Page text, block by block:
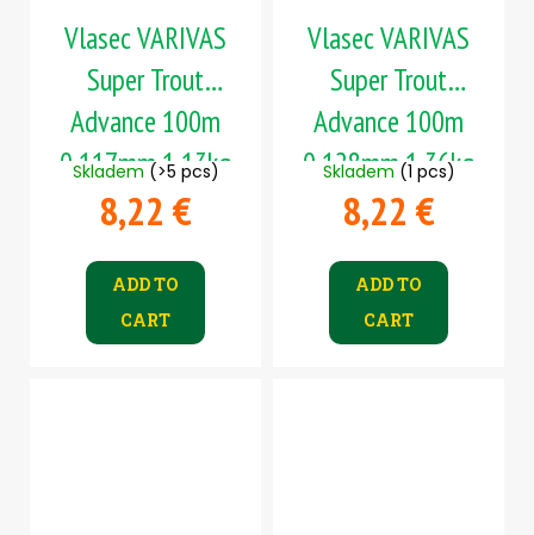
Vlasec VARIVAS
Super Trout
Advance 100m
0,117mm 1,13kg
Skladem (>5 pcs)
8,22 €
ADD TO
CART
Vlasec VARIVAS
Super Trout
Advance 100m
0,128mm 1,36kg
Skladem (1 pcs)
8,22 €
ADD TO
CART